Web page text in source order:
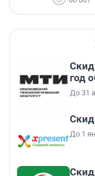
год
До 31
До 1